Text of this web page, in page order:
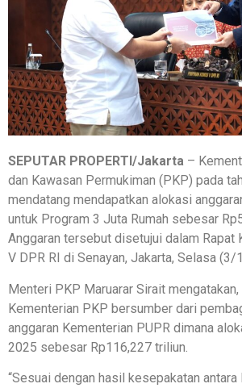
SEPUTAR PROPERTI/Jakarta –
dan Kawasan Permukiman (PKP) pada
mendatang mendapatkan alokasi
untuk Program 3 Juta Rumah sebesar
Anggaran tersebut disetujui dalam Rapat
V DPR RI di Senayan, Jakarta, Selasa
Menteri PKP Maruarar Sirait mengatakan,
Kementerian PKP bersumber dari
anggaran Kementerian PUPR dimana
2025 sebesar Rp116,227 triliun.
“Sesuai dengan hasil kesepakatan